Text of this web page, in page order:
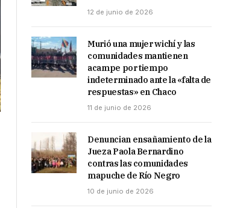
12 de junio de 2026
Murió una mujer wichí y las
comunidades mantienen
acampe por tiempo
indeterminado ante la «falta de
respuestas» en Chaco
11 de junio de 2026
Denuncian ensañamiento de la
Jueza Paola Bernardino
contras las comunidades
mapuche de Río Negro
10 de junio de 2026